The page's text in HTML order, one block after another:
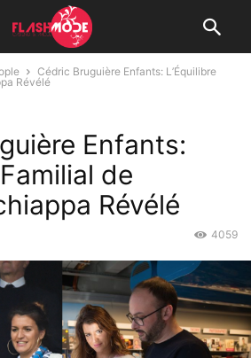
Cédric Bruguière Enfants: L’Équilibre
Révélé
Enfants:
de
Révélé
4059